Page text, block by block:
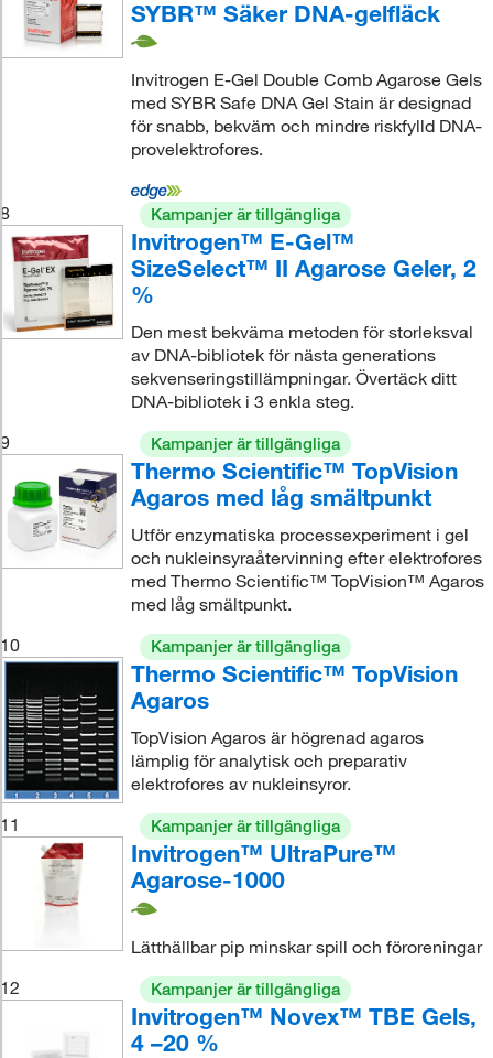
SYBR™ Säker DNA-gelfläck
Invitrogen E-Gel Double Comb Agarose Gels
med SYBR Safe DNA Gel Stain är designad
för snabb, bekväm och mindre riskfylld DNA-
provelektrofores.
8 Kampanjer är tillgängliga
Invitrogen™ E-Gel™
SizeSelect™ II Agarose Geler, 2
%
Den mest bekväma metoden för storleksval
av DNA-bibliotek för nästa generations
sekvenseringstillämpningar. Övertäck ditt
DNA-bibliotek i 3 enkla steg.
9
Kampanjer är tillgängliga
Thermo Scientific™ TopVision
Agaros med låg smältpunkt
Utför enzymatiska processexperiment i gel
och nukleinsyraåtervinning efter elektrofores
med Thermo Scientific™ TopVision™ Agaros
med låg smältpunkt.
10
Kampanjer är tillgängliga
Thermo Scientific™ TopVision
Agaros
TopVision Agaros är högrenad agaros
lämplig för analytisk och preparativ
elektrofores av nukleinsyror.
11
Kampanjer är tillgängliga
Invitrogen™ UltraPure™
Agarose-1000
Lätthällbar pip minskar spill och föroreningar
12
Kampanjer är tillgängliga
Invitrogen™ Novex™ TBE Gels,
4 –20 %